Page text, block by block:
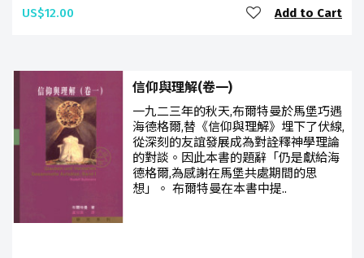
US$12.00 Add to Cart
信仰與理解(卷一)
一九二三年的秋天,布爾特曼於馬堡巧遇
海德格爾,替《信仰與理解》埋下了伏線,
從深刻的友誼發展成為對詮釋神學理論
的對談。因此本書的題辭「仍是獻給海
德格爾,為感謝在馬堡共處期間的思
想」。 布爾特曼在本書中提..